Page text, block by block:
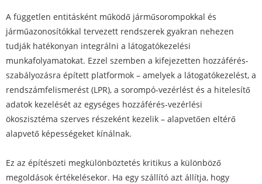
A független entitásként működő járműsorompokkal és
járműazonosítókkal tervezett rendszerek gyakran nehezen
tudják hatékonyan integrálni a látogatókezelési
munkafolyamatokat. Ezzel szemben a kifejezetten hozzáférés-
szabályozásra épített platformok – amelyek a látogatókezelést, a
rendszámfelismerést (LPR), a sorompó-vezérlést és a hitelesítő
adatok kezelését az egységes hozzáférés-vezérlési
ökoszisztéma szerves részeként kezelik – alapvetően eltérő
alapvető képességeket kínálnak.
Ez az építészeti megkülönböztetés kritikus a különböző
megoldások értékelésekor. Ha egy szállító azt állítja, hogy